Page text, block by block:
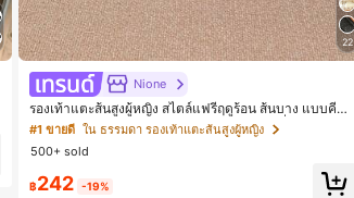
22
Nione
รองเท้าแตะส้นสูงผู้หญิง สไตล์แฟรี่ฤดูร้อน ส้นบาง แบบคีบ
แต่งสายคาดผม รองเท้าแตะชายหาดสำหรับเที่ยวพักผ่อน แ
ฟชั่นสายไขว้ สำหรับเดทไนท์
#1 ขายดี ใน ธรรมดา รองเท้าแตะส้นสูงผู้หญิง
500+ sold
฿242 -19%